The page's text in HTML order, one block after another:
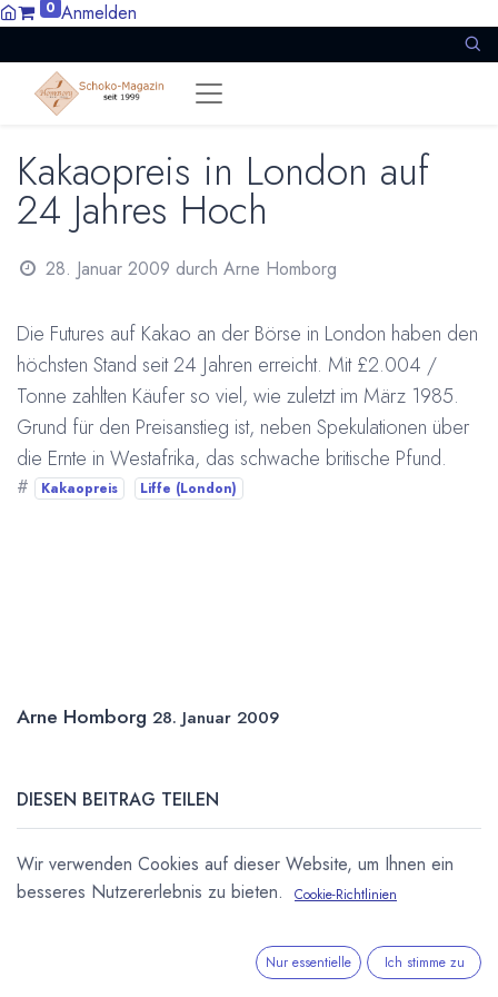
0 Anmelden
Kakaopreis in London auf
24 Jahres Hoch
28. Januar 2009 durch Arne Homborg
Die Futures auf Kakao an der Börse in London haben den
höchsten Stand seit 24 Jahren erreicht. Mit £2.004 /
Tonne zahlten Käufer so viel, wie zuletzt im März 1985.
Grund für den Preisanstieg ist, neben Spekulationen über
die Ernte in Westafrika, das schwache britische Pfund.
# Kakaopreis Liffe (London)
Arne Homborg 28. Januar 2009
DIESEN BEITRAG TEILEN
Wir verwenden Cookies auf dieser Website, um Ihnen ein
besseres Nutzererlebnis zu bieten.
Cookie-Richtlinien
Nur essentielle Ich stimme zu